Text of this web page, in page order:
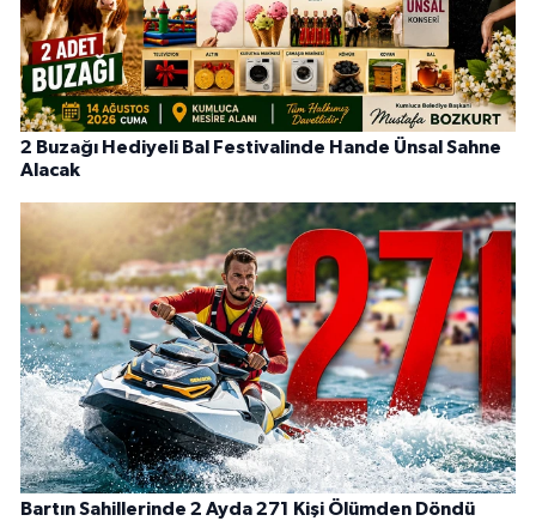
2 Buzağı Hediyeli Bal Festivalinde Hande Ünsal Sahne
Alacak
Bartın Sahillerinde 2 Ayda 271 Kişi Ölümden Döndü